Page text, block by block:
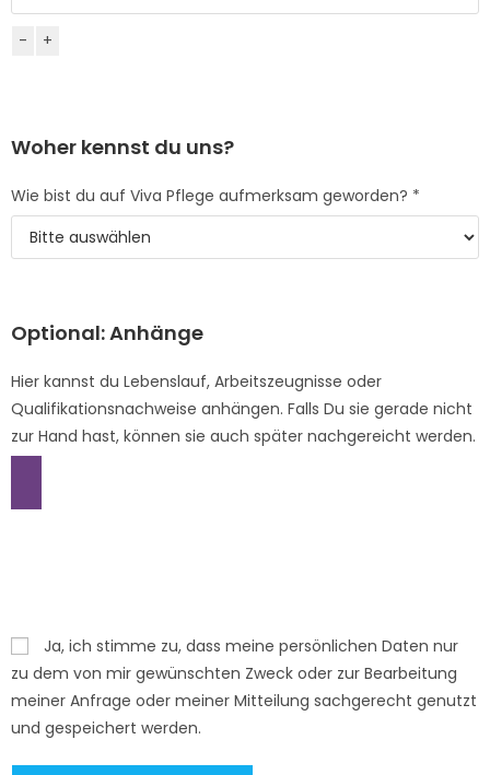
- +
Woher kennst du uns?
Wie bist du auf Viva Pflege aufmerksam geworden? *
Optional: Anhänge
Hier kannst du Lebenslauf, Arbeitszeugnisse oder
Qualifikationsnachweise anhängen. Falls Du sie gerade nicht
zur Hand hast, können sie auch später nachgereicht werden.
Ja, ich stimme zu, dass meine persönlichen Daten nur
zu dem von mir gewünschten Zweck oder zur Bearbeitung
meiner Anfrage oder meiner Mitteilung sachgerecht genutzt
und gespeichert werden.